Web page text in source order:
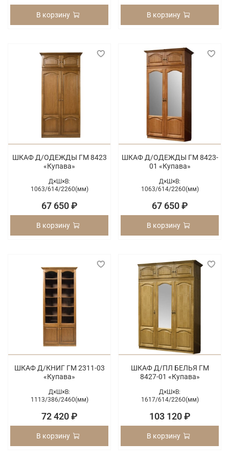
В корзину В корзину
ШКАФ Д/ОДЕЖДЫ ГМ 8423
«Купава»
Д×Ш×В:
1063/614/2260(мм)
67 650 ₽
В корзину
ШКАФ Д/ОДЕЖДЫ ГМ 8423-
01 «Купава»
Д×Ш×В:
1063/614/2260(мм)
67 650 ₽
В корзину
ШКАФ Д/КНИГ ГМ 2311-03
«Купава»
Д×Ш×В:
1113/386/2460(мм)
72 420 ₽
В корзину
ШКАФ Д/ПЛ БЕЛЬЯ ГМ
8427-01 «Купава»
Д×Ш×В:
1617/614/2260(мм)
103 120 ₽
В корзину